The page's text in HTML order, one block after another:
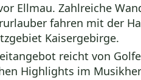
Ellmau. Zahlreiche
fahren mit der
Kaisergebirge.
reicht von
Highlights im